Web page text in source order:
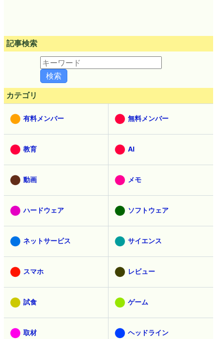
記事検索
カテゴリ
有料メンバー 無料メンバー
教育 AI
動画 メモ
ハードウェア ソフトウェア
ネットサービス サイエンス
スマホ レビュー
試食 ゲーム
取材 ヘッドライン